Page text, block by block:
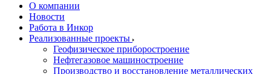
О компании
Новости
Работа в Инкор
Реализованные проекты
Геофизическое приборостроение
Нефтегазовое машиностроение
Производство и восстановление металлических